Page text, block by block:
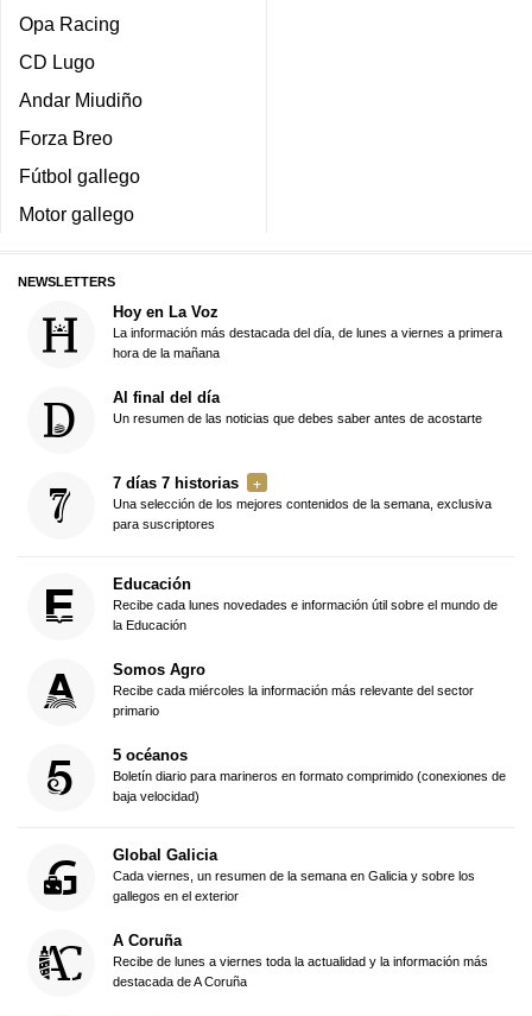
Opa Racing
CD Lugo
Andar Miudiño
Forza Breo
Fútbol gallego
Motor gallego
NEWSLETTERS
Hoy en La Voz
La información más destacada del día, de lunes a viernes a primera
hora de la mañana
Al final del día
Un resumen de las noticias que debes saber antes de acostarte
7 días 7 historias
Una selección de los mejores contenidos de la semana, exclusiva
para suscriptores
Educación
Recibe cada lunes novedades e información útil sobre el mundo de
la Educación
Somos Agro
Recibe cada miércoles la información más relevante del sector
primario
5 océanos
Boletín diario para marineros en formato comprimido (conexiones de
baja velocidad)
Global Galicia
Cada viernes, un resumen de la semana en Galicia y sobre los
gallegos en el exterior
A Coruña
Recibe de lunes a viernes toda la actualidad y la información más
destacada de A Coruña